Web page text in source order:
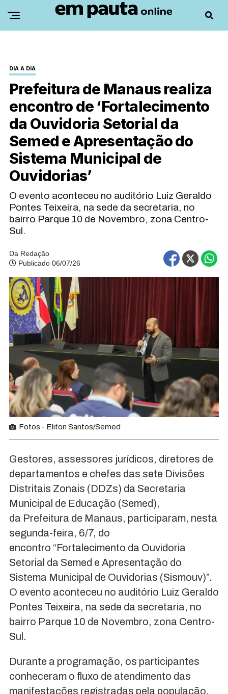
DIA A DIA
Prefeitura de Manaus realiza
encontro de ‘Fortalecimento
da Ouvidoria Setorial da
Semed e Apresentação do
Sistema Municipal de
Ouvidorias’
O evento aconteceu no auditório Luiz Geraldo
Pontes Teixeira, na sede da secretaria, no
bairro Parque 10 de Novembro, zona Centro-
Sul.
Da Redação
Publicado 06/07/26
Fotos - Eliton Santos/Semed
Gestores, assessores jurídicos, diretores de
departamentos e chefes das sete Divisões
Distritais Zonais (DDZs) da Secretaria
Municipal de Educação (Semed),
da Prefeitura de Manaus, participaram, nesta
segunda-feira, 6/7, do
encontro “Fortalecimento da Ouvidoria
Setorial da Semed e Apresentação do
Sistema Municipal de Ouvidorias (Sismouv)”.
O evento aconteceu no auditório Luiz Geraldo
Pontes Teixeira, na sede da secretaria, no
bairro Parque 10 de Novembro, zona Centro-
Sul.
Durante a programação, os participantes
conheceram o fluxo de atendimento das
manifestações registradas pela população,